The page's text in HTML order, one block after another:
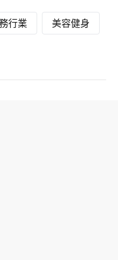
行業 美容健身